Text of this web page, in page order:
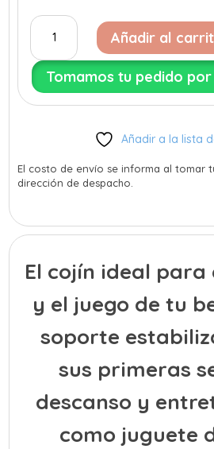
Cojín
para
juego
y
descanso
cantidad
Añadir al
Tomamos tu pedido
Añadir a la lista
El costo de envío se informa al tomar
dirección de despacho.
El cojín ideal para
y el juego de tu
soporte
sus primeras
descanso y
como juguete